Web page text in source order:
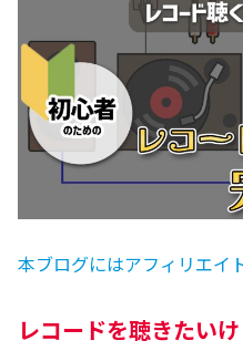
本ブログにはアフィリエイ
レコードを聴きたい